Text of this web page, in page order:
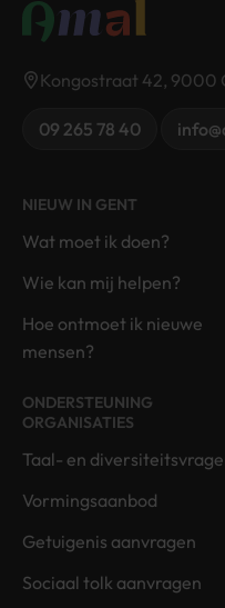
Kongostraat 42, 9000
09 265 78 40
NIEUW IN GENT
Wat moet ik doen?
Wie kan mij helpen?
Hoe ontmoet ik nieuwe
mensen?
ONDERSTEUNING
ORGANISATIES
Taal- en
Vormingsaanbod
Getuigenis aanvragen
Sociaal tolk aanvragen